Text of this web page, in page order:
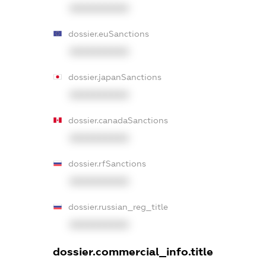
dossier.euSanctions
dossier.japanSanctions
dossier.canadaSanctions
dossier.rfSanctions
dossier.russian_reg_title
dossier.commercial_info.title